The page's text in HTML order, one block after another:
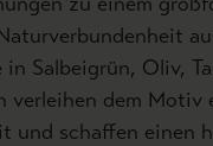
in Salbeigrün, Oliv,
verleihen dem Motiv
und schaffen einen